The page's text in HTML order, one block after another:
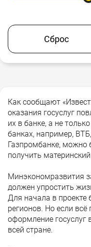
Сброс
Как сообщают
оказания госуслуг
их в банке, а не
банках, например,
Газпромбанке, можно
получить
Минэкономразвития
должен упростить
Для начала в проекте
регионов. Но если всё
оформление госуслуг
всей стране.